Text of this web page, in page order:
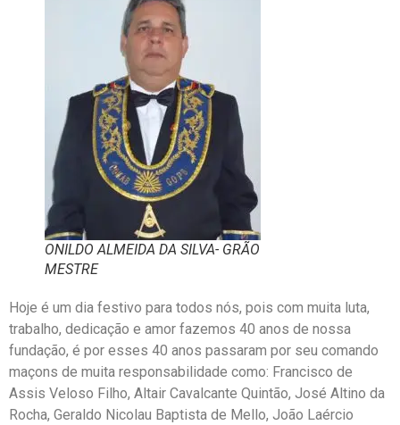
ONILDO ALMEIDA DA SILVA- GRÃO
MESTRE
Hoje é um dia festivo para todos nós, pois com muita luta,
trabalho, dedicação e amor fazemos 40 anos de nossa
fundação, é por esses 40 anos passaram por seu comando
maçons de muita responsabilidade como: Francisco de
Assis Veloso Filho, Altair Cavalcante Quintão, José Altino da
Rocha, Geraldo Nicolau Baptista de Mello, João Laércio